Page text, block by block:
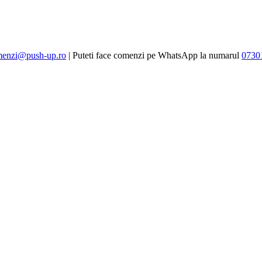
up.ro | Puteti face comenzi pe WhatsApp la numarul